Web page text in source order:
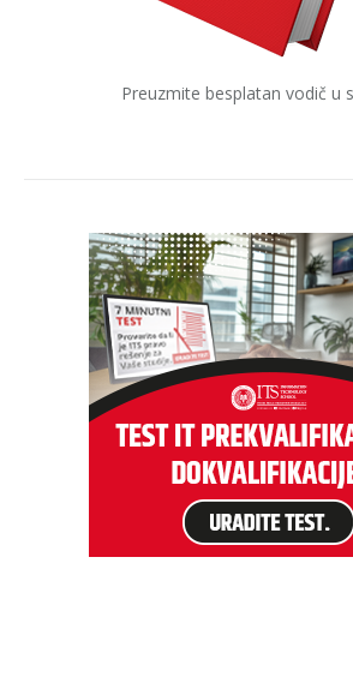
Preuzmite besplatan vodič u